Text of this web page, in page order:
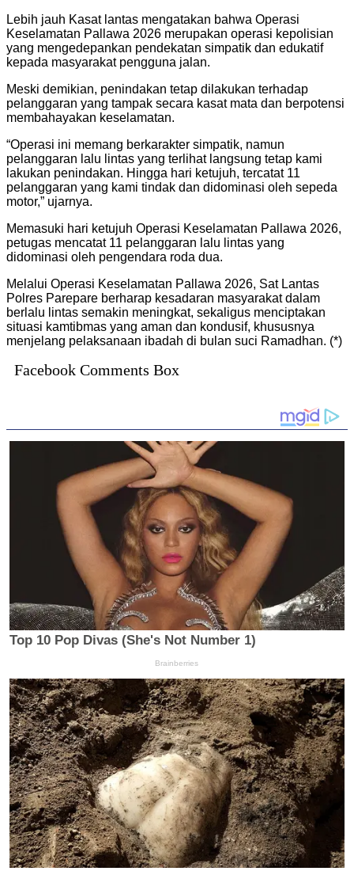
Lebih jauh Kasat lantas mengatakan bahwa Operasi
Keselamatan Pallawa 2026 merupakan operasi kepolisian
yang mengedepankan pendekatan simpatik dan edukatif
kepada masyarakat pengguna jalan.
Meski demikian, penindakan tetap dilakukan terhadap
pelanggaran yang tampak secara kasat mata dan berpotensi
membahayakan keselamatan.
“Operasi ini memang berkarakter simpatik, namun
pelanggaran lalu lintas yang terlihat langsung tetap kami
lakukan penindakan. Hingga hari ketujuh, tercatat 11
pelanggaran yang kami tindak dan didominasi oleh sepeda
motor,” ujarnya.
Memasuki hari ketujuh Operasi Keselamatan Pallawa 2026,
petugas mencatat 11 pelanggaran lalu lintas yang
didominasi oleh pengendara roda dua.
Melalui Operasi Keselamatan Pallawa 2026, Sat Lantas
Polres Parepare berharap kesadaran masyarakat dalam
berlalu lintas semakin meningkat, sekaligus menciptakan
situasi kamtibmas yang aman dan kondusif, khususnya
menjelang pelaksanaan ibadah di bulan suci Ramadhan. (*)
Facebook Comments Box